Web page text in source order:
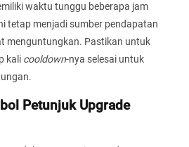
waktu tunggu beberapa jam
tetap menjadi sumber pendapatan
menguntungkan. Pastikan untuk
kali cooldown-nya selesai untuk
Petunjuk Upgrade